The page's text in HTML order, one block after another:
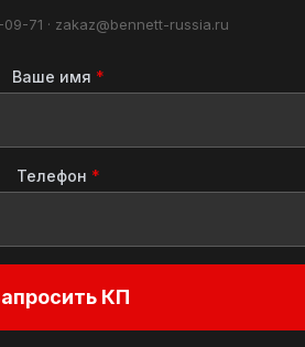
71 · zakaz@bennett-russia.ru
Ваше имя *
Телефон *
КП